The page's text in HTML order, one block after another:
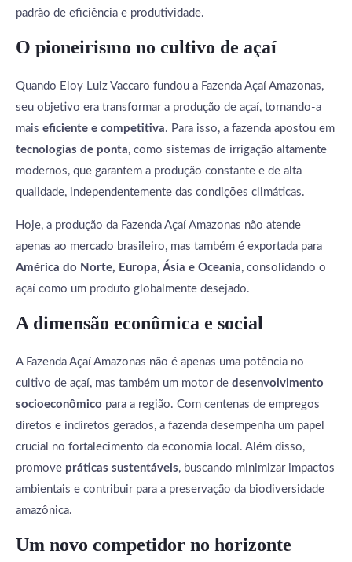
padrão de eficiência e produtividade.
O pioneirismo no cultivo de açaí
Quando Eloy Luiz Vaccaro fundou a Fazenda Açaí Amazonas,
seu objetivo era transformar a produção de açaí, tornando-a
mais eficiente e competitiva. Para isso, a fazenda apostou em
tecnologias de ponta, como sistemas de irrigação altamente
modernos, que garantem a produção constante e de alta
qualidade, independentemente das condições climáticas.
Hoje, a produção da Fazenda Açaí Amazonas não atende
apenas ao mercado brasileiro, mas também é exportada para
América do Norte, Europa, Ásia e Oceania, consolidando o
açaí como um produto globalmente desejado.
A dimensão econômica e social
A Fazenda Açaí Amazonas não é apenas uma potência no
cultivo de açaí, mas também um motor de desenvolvimento
socioeconômico para a região. Com centenas de empregos
diretos e indiretos gerados, a fazenda desempenha um papel
crucial no fortalecimento da economia local. Além disso,
promove práticas sustentáveis, buscando minimizar impactos
ambientais e contribuir para a preservação da biodiversidade
amazônica.
Um novo competidor no horizonte